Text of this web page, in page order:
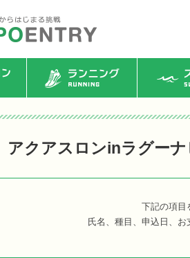
ランニング ス
アクアスロンinラグー
下記の項目
氏名、種目、申込日、